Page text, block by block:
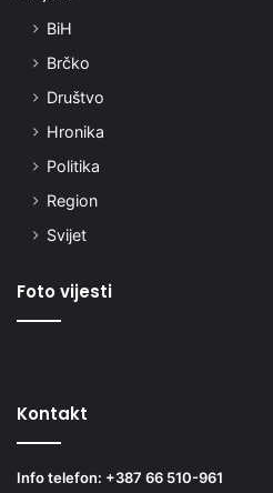
BiH
Brčko
Društvo
Hronika
Politika
Region
Svijet
Foto vijesti
Kontakt
Info telefon: +387 66 510-961